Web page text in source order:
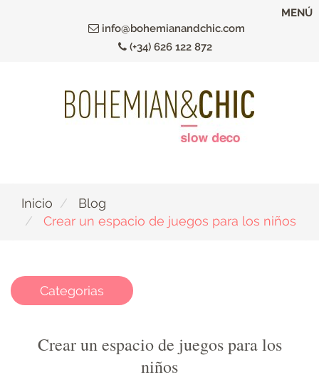
info@bohemianandchic.com
(+34) 626 122 872
MENÚ
Inicio
Blog
Crear un espacio de juegos para los niños
Categorias
Crear un espacio de juegos para los
niños